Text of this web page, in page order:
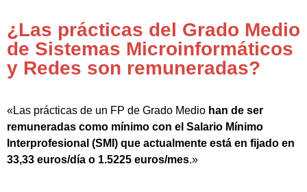
¿Las prácticas del Grado Medio
de Sistemas Microinformáticos
y Redes son remuneradas?
«Las prácticas de un FP de Grado Medio han de ser
remuneradas como mínimo con el Salario Mínimo
Interprofesional (SMI) que actualmente está en fijado en
33,33 euros/día o 1.5225 euros/mes.»